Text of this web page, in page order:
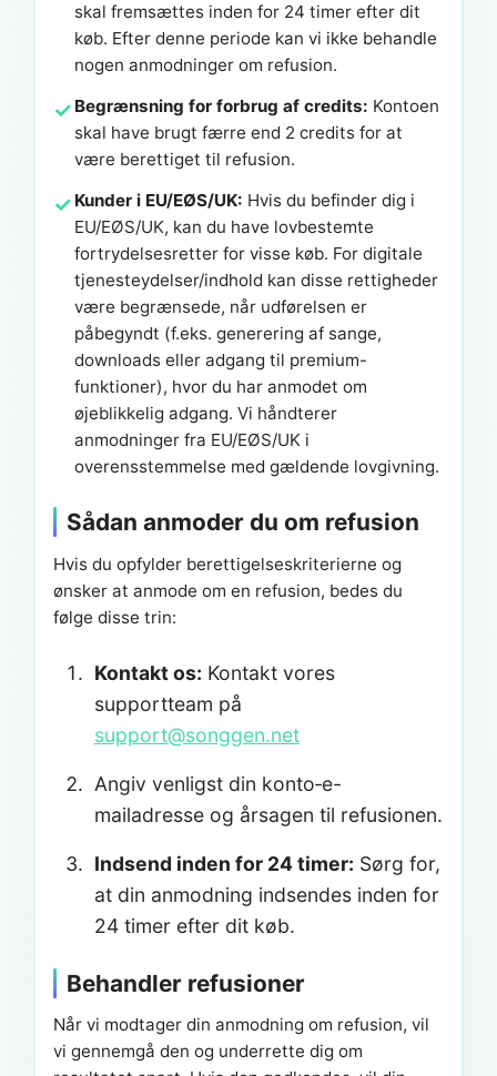
skal fremsættes inden for 24 timer efter dit
køb. Efter denne periode kan vi ikke behandle
nogen anmodninger om refusion.
Begrænsning for forbrug af credits: Kontoen
skal have brugt færre end 2 credits for at
være berettiget til refusion.
Kunder i EU/EØS/UK: Hvis du befinder dig i
EU/EØS/UK, kan du have lovbestemte
fortrydelsesretter for visse køb. For digitale
tjenesteydelser/indhold kan disse rettigheder
være begrænsede, når udførelsen er
påbegyndt (f.eks. generering af sange,
downloads eller adgang til premium-
funktioner), hvor du har anmodet om
øjeblikkelig adgang. Vi håndterer
anmodninger fra EU/EØS/UK i
overensstemmelse med gældende lovgivning.
Sådan anmoder du om refusion
Hvis du opfylder berettigelseskriterierne og
ønsker at anmode om en refusion, bedes du
følge disse trin:
Kontakt os: Kontakt vores
supportteam på
support@songgen.net
Angiv venligst din konto‑e-
mailadresse og årsagen til refusionen.
Indsend inden for 24 timer: Sørg for,
at din anmodning indsendes inden for
24 timer efter dit køb.
Behandler refusioner
Når vi modtager din anmodning om refusion, vil
vi gennemgå den og underrette dig om